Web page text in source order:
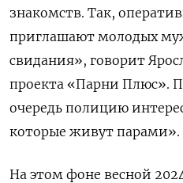
знакомств. Так,
приглашают молодых
свидания», говорит
проекта «Парни Плюс».
очередь полицию
которые живут парами».
На этом фоне весной